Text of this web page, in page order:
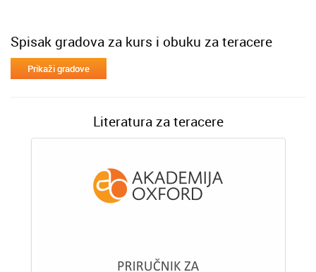
Spisak gradova za kurs i obuku za teracere
Literatura za teracere